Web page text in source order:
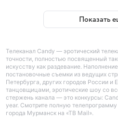
Показать
Телеканал Candy — эротический
точности, полностью посвященный
искусству как раздевание.
постановочные съемки из ведущих
Петербурга, других городов России и
танцовщицами, эротические шоу со
стержень канала — это конкурсы:
year. Смотрите полную
города Мурманск на «ТВ Mail».